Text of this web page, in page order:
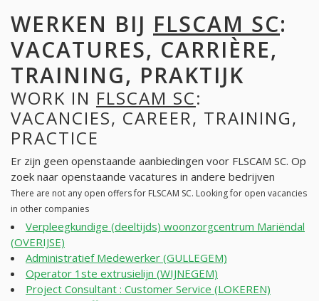
WERKEN BIJ FLSCAM SC:
VACATURES, CARRIÈRE,
TRAINING, PRAKTIJK
WORK IN FLSCAM SC:
VACANCIES, CAREER, TRAINING,
PRACTICE
Er zijn geen openstaande aanbiedingen voor FLSCAM SC. Op
zoek naar openstaande vacatures in andere bedrijven
There are not any open offers for FLSCAM SC. Looking for open vacancies
in other companies
Verpleegkundige (deeltijds) woonzorgcentrum Mariëndal
(OVERIJSE)
Administratief Medewerker (GULLEGEM)
Operator 1ste extrusielijn (WIJNEGEM)
Project Consultant : Customer Service (LOKEREN)